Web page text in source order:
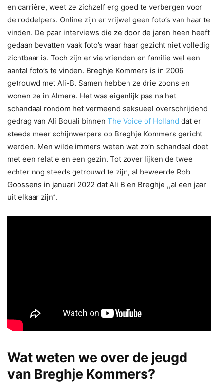
en carrière, weet ze zichzelf erg goed te verbergen voor
de roddelpers. Online zijn er vrijwel geen foto’s van haar te
vinden. De paar interviews die ze door de jaren heen heeft
gedaan bevatten vaak foto’s waar haar gezicht niet volledig
zichtbaar is. Toch zijn er via vrienden en familie wel een
aantal foto’s te vinden. Breghje Kommers is in 2006
getrouwd met Ali-B. Samen hebben ze drie zoons en
wonen ze in Almere. Het was eigenlijk pas na het
schandaal rondom het vermeend seksueel overschrijdend
gedrag van Ali Bouali binnen The Voice of Holland dat er
steeds meer schijnwerpers op Breghje Kommers gericht
werden. Men wilde immers weten wat zo’n schandaal doet
met een relatie en een gezin. Tot zover lijken de twee
echter nog steeds getrouwd te zijn, al beweerde Rob
Goossens in januari 2022 dat Ali B en Breghje ,,al een jaar
uit elkaar zijn”.
Wat weten we over de jeugd
van Breghje Kommers?